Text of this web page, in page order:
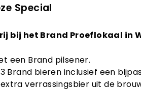
Special
bij het Brand Proeflokaal in
een Brand pilsener.
Brand bieren inclusief een
verrassingsbier uit de